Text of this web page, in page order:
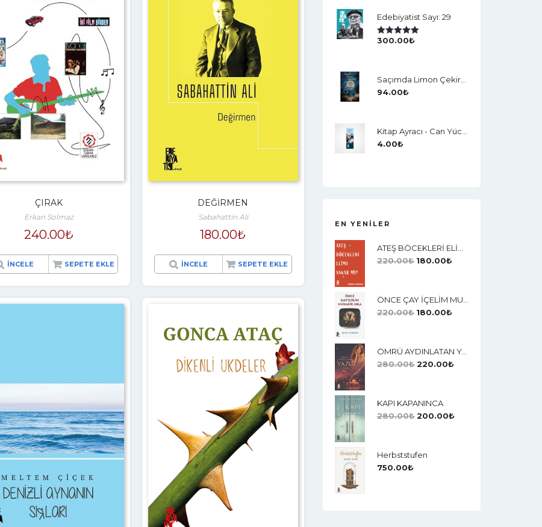
ÇIRAK
Erkan Solmaz
240.00₺
İNCELE SEPETE EKLE
DEĞİRMEN
Sabahattin Ali
180.00₺
İNCELE SEPETE EKLE
Edebiyatist Sayı: 29
5 Üzerinden
300.00₺
Saçımda Limon Çekirdekleri
94.00₺
4.00₺
EN YENILER
220.00₺ 180.00₺
220.00₺ 180.00₺
ÖMRÜ AYDINLATAN YAZGI (AŞK)
280.00₺ 220.00₺
KAPI KAPANINCA
280.00₺ 200.00₺
Herbststufen
750.00₺